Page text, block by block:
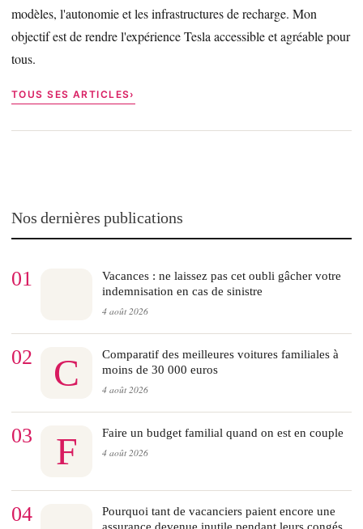
modèles, l'autonomie et les infrastructures de recharge. Mon
objectif est de rendre l'expérience Tesla accessible et agréable pour
tous.
TOUS SES ARTICLES
Nos dernières publications
01
Vacances : ne laissez pas cet oubli gâcher votre
indemnisation en cas de sinistre
4 août 2026
02 C
Comparatif des meilleures voitures familiales à
moins de 30 000 euros
4 août 2026
03 F Faire un budget familial quand on est en couple
4 août 2026
04
Pourquoi tant de vacanciers paient encore une
assurance devenue inutile pendant leurs congés